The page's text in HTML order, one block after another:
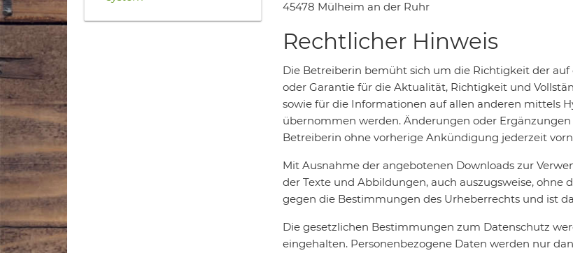
45478 Mülheim an der Ruhr
Rechtlicher Hinweis
Die Betreiberin bemüht sich um die Richtigkeit der
oder Garantie für die Aktualität, Richtigkeit und
sowie für die Informationen auf allen anderen mittels
übernommen werden. Änderungen oder
Betreiberin ohne vorherige Ankündigung jederzeit
Mit Ausnahme der angebotenen Downloads zur
der Texte und Abbildungen, auch auszugsweise,
gegen die Bestimmungen des Urheberrechts und ist
Die gesetzlichen Bestimmungen zum Datenschutz
eingehalten. Personenbezogene Daten werden nur